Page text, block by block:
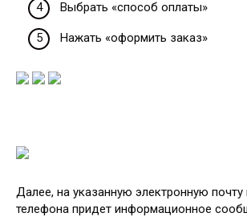
Выбрать «способ оплаты»
Нажать «оформить заказ»
Далее, на указанную электронную почту
телефона придет информационное